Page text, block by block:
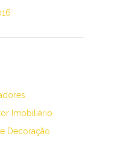
Imobiliário
Decoração